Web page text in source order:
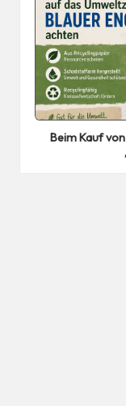
Posted
in
Beim Kauf